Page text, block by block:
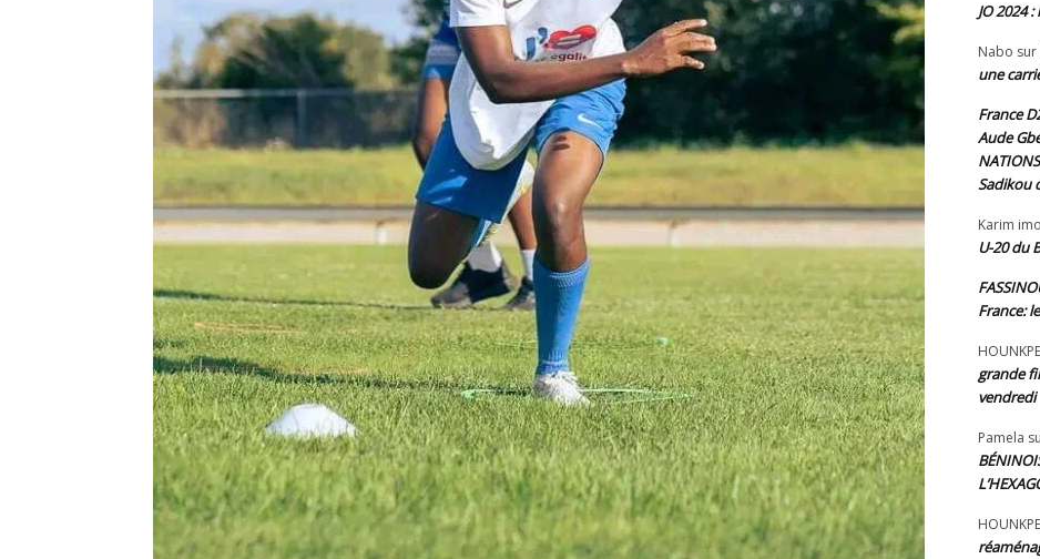
JO 2024
Nabo sur
une
France
Aude
Sadikou
Karim
U-20 du
France:
grande
vendredi
Pamela
HOUNKPE